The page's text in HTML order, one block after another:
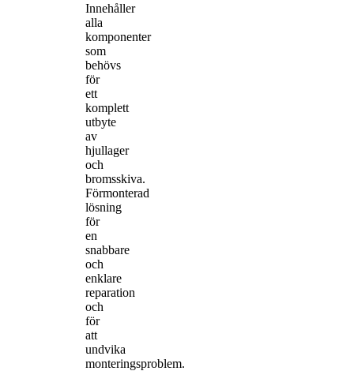
Innehåller
alla
komponenter
som
behövs
för
ett
komplett
utbyte
av
hjullager
och
bromsskiva.
Förmonterad
lösning
för
en
snabbare
och
enklare
reparation
och
för
att
undvika
monteringsproblem.